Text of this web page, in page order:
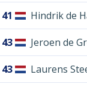
41 Hindrik de
43 Jeroen de
43 Laurens